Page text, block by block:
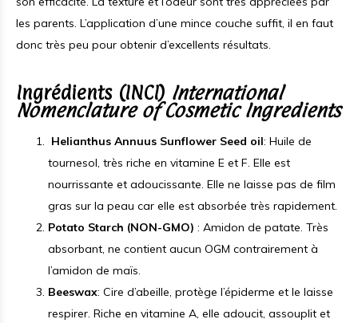
les parents. L’application d’une mince couche suffit, il en faut
donc très peu pour obtenir d’excellents résultats.
Ingrédients (INCI) International
Nomenclature of Cosmetic Ingredients
Helianthus Annuus Sunflower Seed oil: Huile de
tournesol, très riche en vitamine E et F. Elle est
nourrissante et adoucissante. Elle ne laisse pas de film
gras sur la peau car elle est absorbée très rapidement.
Potato Starch (NON-GMO) : Amidon de patate. Très
absorbant, ne contient aucun OGM contrairement à
l’amidon de maïs.
Beeswax: Cire d’abeille, protège l’épiderme et le laisse
respirer. Riche en vitamine A, elle adoucit, assouplit et